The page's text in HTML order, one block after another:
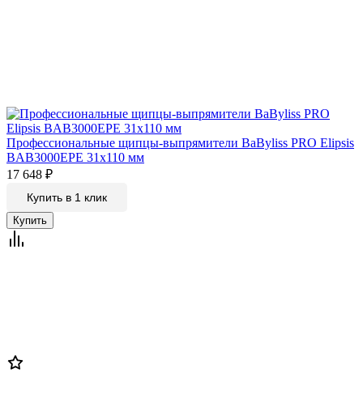
Профессиональные щипцы-выпрямители BaByliss PRO Elipsis
BAB3000EPE 31х110 мм
17 648 ₽
Купить в 1 клик